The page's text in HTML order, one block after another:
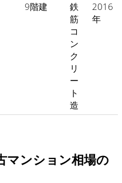
9階建
鉄
筋
コ
ン
ク
リ
ー
ト
造
2016
年
マンション相場の